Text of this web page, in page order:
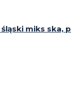
miks ska,